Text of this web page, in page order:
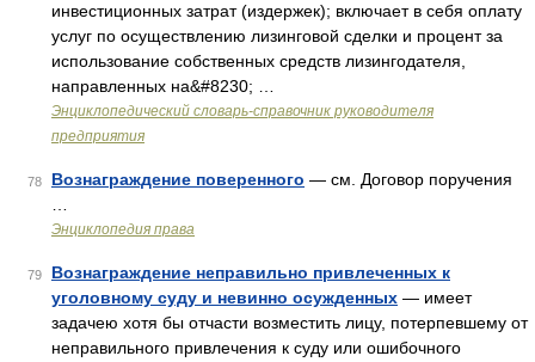
инвестиционных затрат (издержек); включает в себя оплату
услуг по осуществлению лизинговой сделки и процент за
использование собственных средств лизингодателя,
направленных на&#8230; …
Энциклопедический словарь-справочник руководителя
предприятия
78 Вознаграждение поверенного — см. Договор поручения
Энциклопедия права
79
Вознаграждение неправильно привлеченных к
уголовному суду и невинно осужденных — имеет
задачею хотя бы отчасти возместить лицу, потерпевшему от
неправильного привлечения к суду или ошибочного